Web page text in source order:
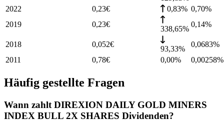
2022
0,23€ 0,83% 0,70%
2019
0,23€
338,65%
0,14%
2018 0,052€
93,33%
0,0683%
2011
0,78€ 0,00% 0,00258%
Häufig gestellte Fragen
Wann zahlt DIREXION DAILY GOLD MINERS
INDEX BULL 2X SHARES Dividenden?